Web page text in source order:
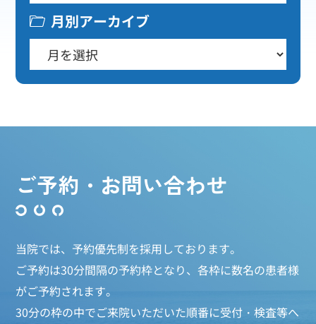
月別アーカイブ
ご予約・お問い合わせ
当院では、予約優先制を採用しております。
ご予約は30分間隔の予約枠となり、各枠に数名の患者様
がご予約されます。
30分の枠の中でご来院いただいた順番に受付・検査等へ